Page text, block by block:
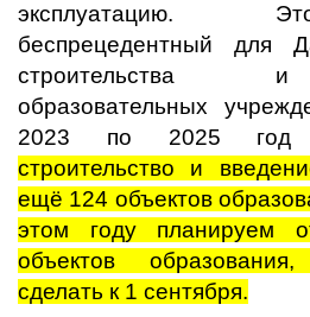
эксплуатацию.
беспрецедентный для
строительства
образовательных
2023 по 2025
строительство и
ещё 124 объектов
этом году планируем
объектов
сделать к 1 сентября.